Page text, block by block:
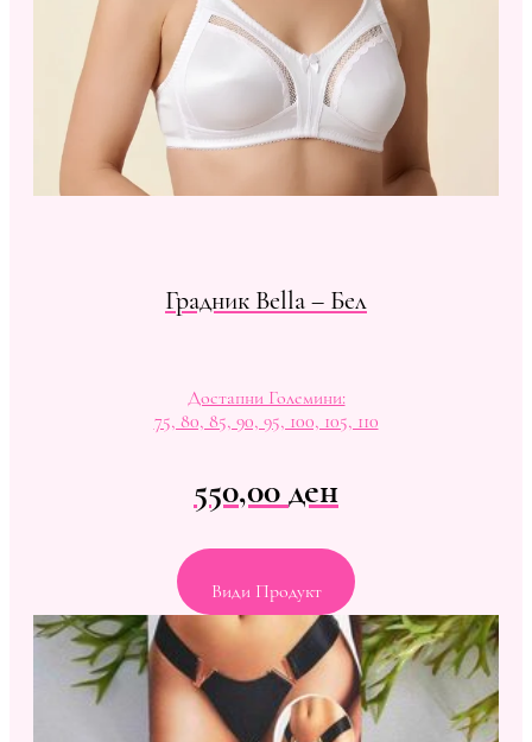
Градник Bella – Бел
Достапни Големини:
75, 80, 85, 90, 95, 100, 105, 110
550,00ден
Види Продукт